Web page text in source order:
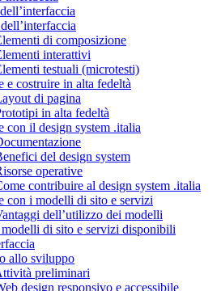
di composizione
interattivi
testuali (microtesti)
e costruire in alta fedeltà
di pagina
in alta fedeltà
con il design system .italia
del design system
operative
contribuire al design system .italia
con i modelli di sito e servizi
dell’utilizzo dei modelli
di sito e servizi disponibili
allo sviluppo
preliminari
design responsivo e accessibile